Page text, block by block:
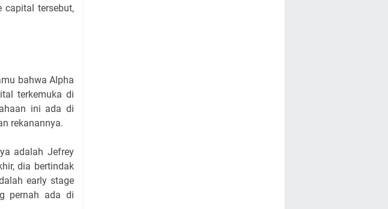
capital tersebut,
bahwa Alpha
terkemuka di
ini ada di
rekanannya.
adalah Jefrey
dia bertindak
early stage
pernah ada di